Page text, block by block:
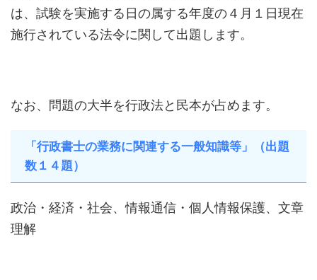
は、試験を実施する日の属する年度の４月１日現在
施行されている法令に関して出題します。
なお、問題の大半を行政法と民本が占めます。
「行政書士の業務に関連する一般知識等」（出題
数１４題）
政治・経済・社会、情報通信・個人情報保護、文章
理解